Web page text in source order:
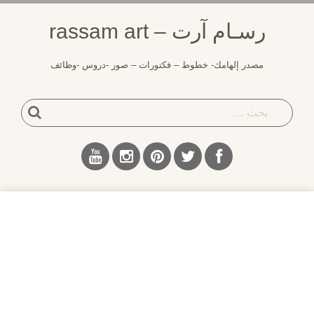
رسـام آرت – rassam art
مصدر إلهامك- خطوط – فكتورات – صور -دروس -وظائف